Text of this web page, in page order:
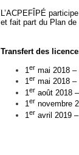
L’ACPEFÎPÉ
et fait part du Plan de
Transfert des
1er mai 2018
1er mai 2018 –
1 er août 2018
1er novembre
1 er avril 2019